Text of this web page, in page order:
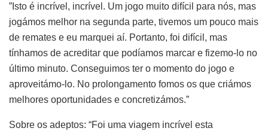
”Isto é incrível, incrível. Um jogo muito difícil para nós, mas
jogámos melhor na segunda parte, tivemos um pouco mais
de remates e eu marquei aí. Portanto, foi difícil, mas
tínhamos de acreditar que podíamos marcar e fizemo-lo no
último minuto. Conseguimos ter o momento do jogo e
aproveitámo-lo. No prolongamento fomos os que criámos
melhores oportunidades e concretizámos.”
Sobre os adeptos: “Foi uma viagem incrível esta